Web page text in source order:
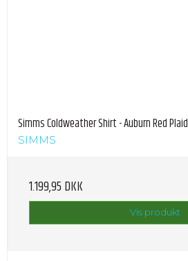
Simms Coldweather Shirt - Auburn Red Plaid
SIMMS
1.199,95 DKK
Vis produkt